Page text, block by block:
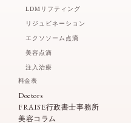
LDMリフティング
リジュビネーション
エクソソーム点滴
美容点滴
注入治療
料金表
Doctors
FRAISE行政書士事務所
美容コラム